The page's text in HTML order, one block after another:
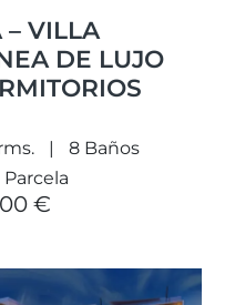
– VILLA
DE LUJO
8 Baños
Parcela
€